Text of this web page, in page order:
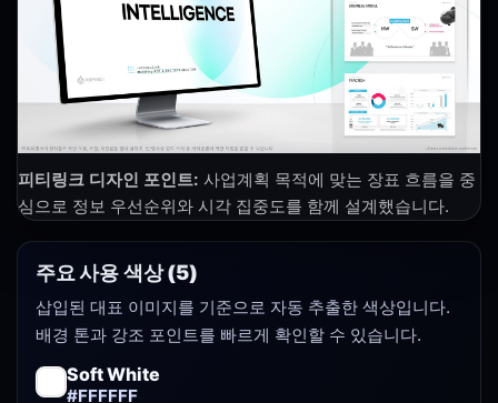
피티링크 디자인 포인트: 사업계획 목적에 맞는 장표 흐름을 중
심으로 정보 우선순위와 시각 집중도를 함께 설계했습니다.
주요 사용 색상 (5)
삽입된 대표 이미지를 기준으로 자동 추출한 색상입니다.
배경 톤과 강조 포인트를 빠르게 확인할 수 있습니다.
Soft White
#FFFFFF